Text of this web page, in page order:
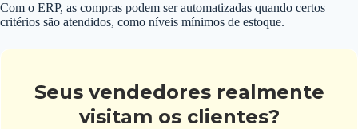
Com o ERP, as compras podem ser automatizadas quando certos
critérios são atendidos, como níveis mínimos de estoque.
Seus vendedores realmente
visitam os clientes?